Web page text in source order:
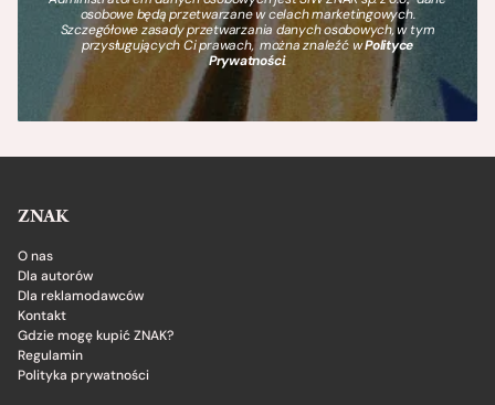
osobowe będą przetwarzane w celach marketingowych.
Szczegółowe zasady przetwarzania danych osobowych, w tym
przysługujących Ci prawach, można znaleźć wPolityce
Prywatności.
ZNAK
O nas
Dla autorów
Dla reklamodawców
Kontakt
Gdzie mogę kupić ZNAK?
Regulamin
Polityka prywatności